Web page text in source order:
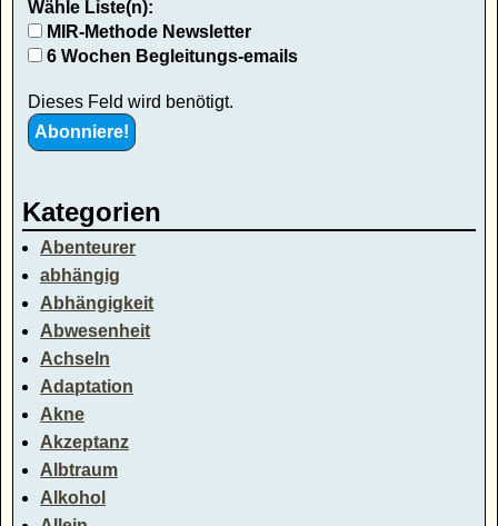
Wähle Liste(n):
MIR-Methode Newsletter
6 Wochen Begleitungs-emails
Dieses Feld wird benötigt.
Kategorien
Abenteurer
abhängig
Abhängigkeit
Abwesenheit
Achseln
Adaptation
Akne
Akzeptanz
Albtraum
Alkohol